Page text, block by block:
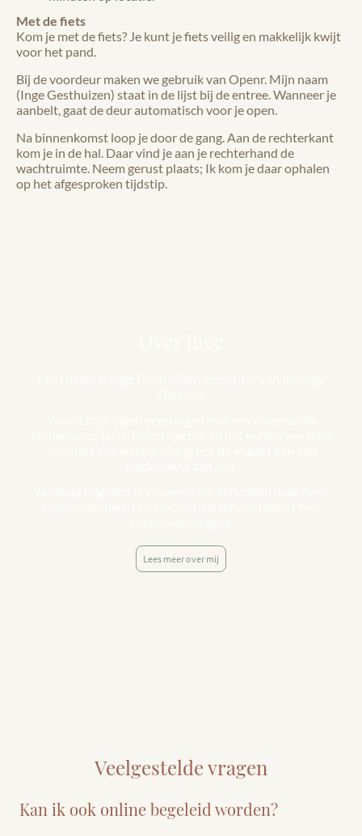
Met de fiets
Kom je met de fiets? Je kunt je fiets veilig en makkelijk kwijt
voor het pand.
Bij de voordeur maken we gebruik van Openr. Mijn naam
(Inge Gesthuizen) staat in de lijst bij de entree. Wanneer je
aanbelt, gaat de deur automatisch voor je open.
Na binnenkomst loop je door de gang. Aan de rechterkant
kom je in de hal. Daar vind je aan je rechterhand de
wachtruimte. Neem gerust plaats; Ik kom je daar ophalen
op het afgesproken tijdstip.
Lees meer over mij
Veelgestelde vragen
Kan ik ook online begeleid worden?